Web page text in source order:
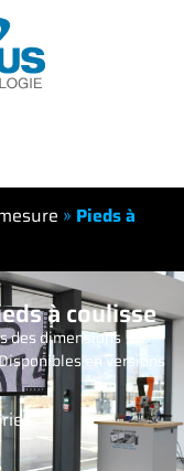
» Pieds à
à coulisse
des dimensions
en versions